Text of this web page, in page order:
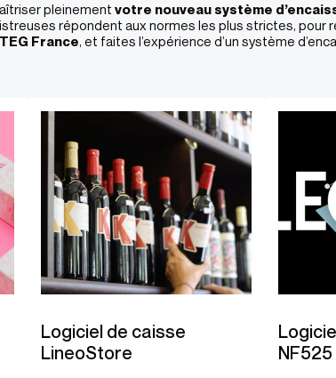
pleinement votre nouveau système
répondent aux normes les plus strictes, pour
France, et faites l’expérience d’un système
Logiciel de caisse
LineoStore
NF525